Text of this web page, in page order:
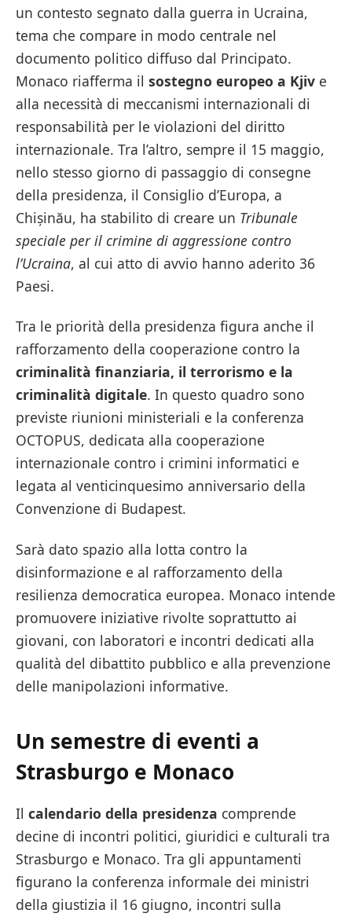
un contesto segnato dalla guerra in Ucraina,
tema che compare in modo centrale nel
documento politico diffuso dal Principato.
Monaco riafferma il sostegno europeo a Kjiv e
alla necessità di meccanismi internazionali di
responsabilità per le violazioni del diritto
internazionale. Tra l’altro, sempre il 15 maggio,
nello stesso giorno di passaggio di consegne
della presidenza, il Consiglio d’Europa, a
Chișinău, ha stabilito di creare un Tribunale
speciale per il crimine di aggressione contro
l’Ucraina, al cui atto di avvio hanno aderito 36
Paesi.
Tra le priorità della presidenza figura anche il
rafforzamento della cooperazione contro la
criminalità finanziaria, il terrorismo e la
criminalità digitale. In questo quadro sono
previste riunioni ministeriali e la conferenza
OCTOPUS, dedicata alla cooperazione
internazionale contro i crimini informatici e
legata al venticinquesimo anniversario della
Convenzione di Budapest.
Sarà dato spazio alla lotta contro la
disinformazione e al rafforzamento della
resilienza democratica europea. Monaco intende
promuovere iniziative rivolte soprattutto ai
giovani, con laboratori e incontri dedicati alla
qualità del dibattito pubblico e alla prevenzione
delle manipolazioni informative.
Un semestre di eventi a
Strasburgo e Monaco
Il calendario della presidenza comprende
decine di incontri politici, giuridici e culturali tra
Strasburgo e Monaco. Tra gli appuntamenti
figurano la conferenza informale dei ministri
della giustizia il 16 giugno, incontri sulla